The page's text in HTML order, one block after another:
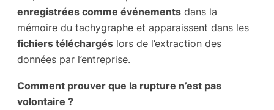
enregistrées comme événements dans la
mémoire du tachygraphe et apparaissent dans les
fichiers téléchargés lors de l’extraction des
données par l’entreprise.
Comment prouver que la rupture n’est pas
volontaire ?